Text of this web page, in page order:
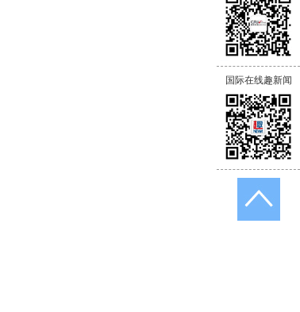
国际在线趣新闻